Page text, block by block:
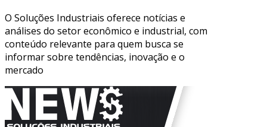
O Soluções Industriais oferece notícias e
análises do setor econômico e industrial, com
conteúdo relevante para quem busca se
informar sobre tendências, inovação e o
mercado